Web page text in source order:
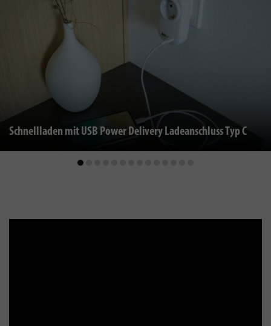
Schnellladen mit USB Power Delivery Ladeanschluss Typ C